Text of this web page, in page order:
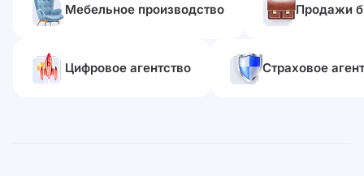
Мебельное производство Продажи
Цифровое агентство Страховое